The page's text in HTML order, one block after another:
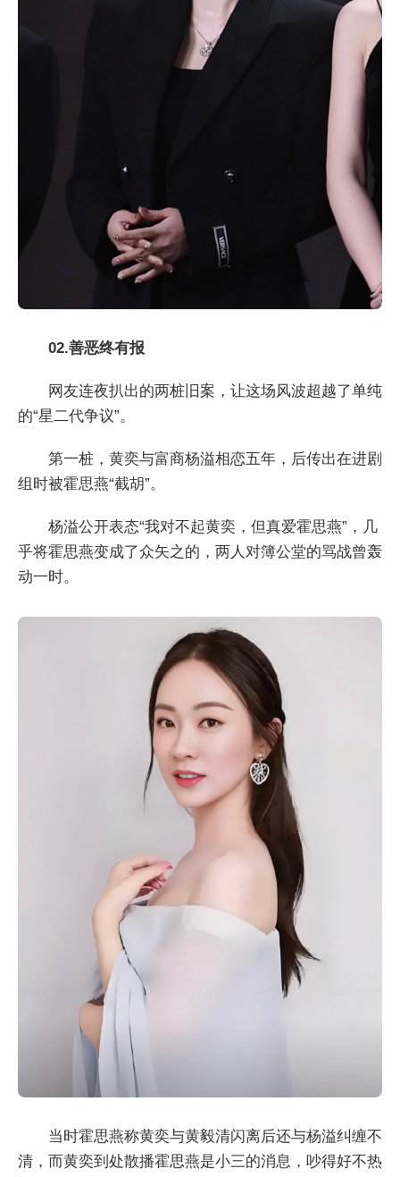
02.善恶终有报
网友连夜扒出的两桩旧案，让这场风波超越了单纯
的“星二代争议”。
第一桩，黄奕与富商杨溢相恋五年，后传出在进剧
组时被霍思燕“截胡”。
杨溢公开表态“我对不起黄奕，但真爱霍思燕”，几
乎将霍思燕变成了众矢之的，两人对簿公堂的骂战曾轰
动一时。
当时霍思燕称黄奕与黄毅清闪离后还与杨溢纠缠不
清，而黄奕到处散播霍思燕是小三的消息，吵得好不热